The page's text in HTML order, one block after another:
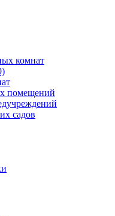
комнат
помещений
садов